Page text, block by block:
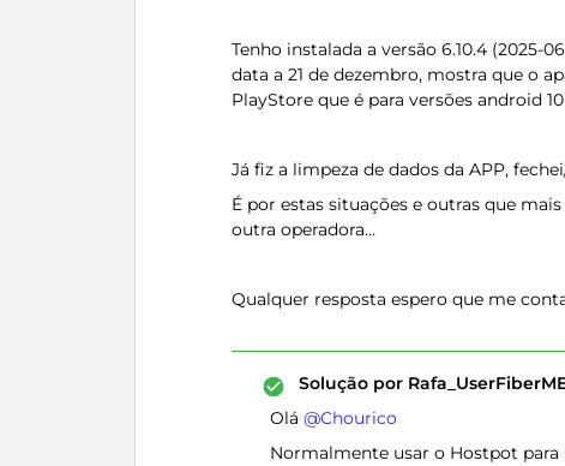
Tenho instalada a versão 6.10.4 (2025-
data a 21 de dezembro, mostra que o
PlayStore que é para versões android
Já fiz a limpeza de dados da APP,
É por estas situações e outras que
outra operadora...
Qualquer resposta espero que me
Solução por
Olá ​ @Chourico
Normalmente usar o Hostpot para